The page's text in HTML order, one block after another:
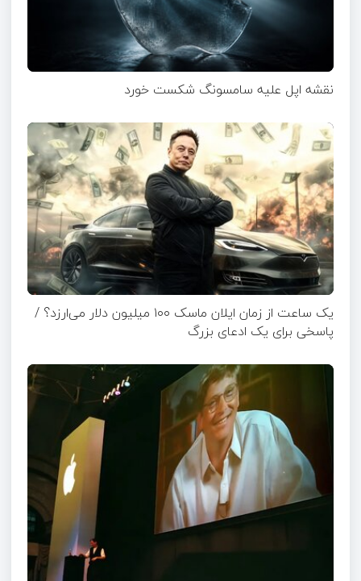
نقشه اپل علیه سامسونگ شکست خورد
یک ساعت از زمان ایلان ماسک ۱۰۰ میلیون دلار می‌ارزد؟ /
پاسخی برای یک ادعای بزرگ